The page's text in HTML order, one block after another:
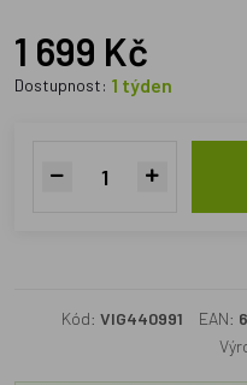
1 699 Kč
Dostupnost: 1 týden
Kód: VIG440991 EAN: